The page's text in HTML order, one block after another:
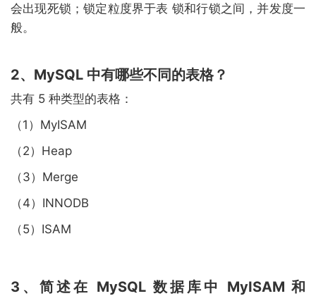
会出现死锁；锁定粒度界于表 锁和行锁之间，并发度一
般。
2、MySQL 中有哪些不同的表格？
共有 5 种类型的表格：
（1）MyISAM
（2）Heap
（3）Merge
（4）INNODB
（5）ISAM
3、简述在 MySQL 数据库中 MyISAM 和